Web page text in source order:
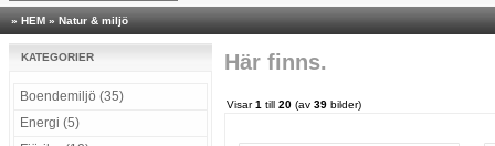
» HEM » Natur & miljö
KATEGORIER
Boendemiljö (35)
Energi (5)
Här finns.
Visar1 till 20 (av 39 bilder)